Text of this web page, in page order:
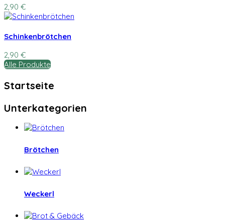
2,90 €
Schinkenbrötchen
2,90 €
Alle Produkte
Startseite
Unterkategorien
Brötchen
Weckerl